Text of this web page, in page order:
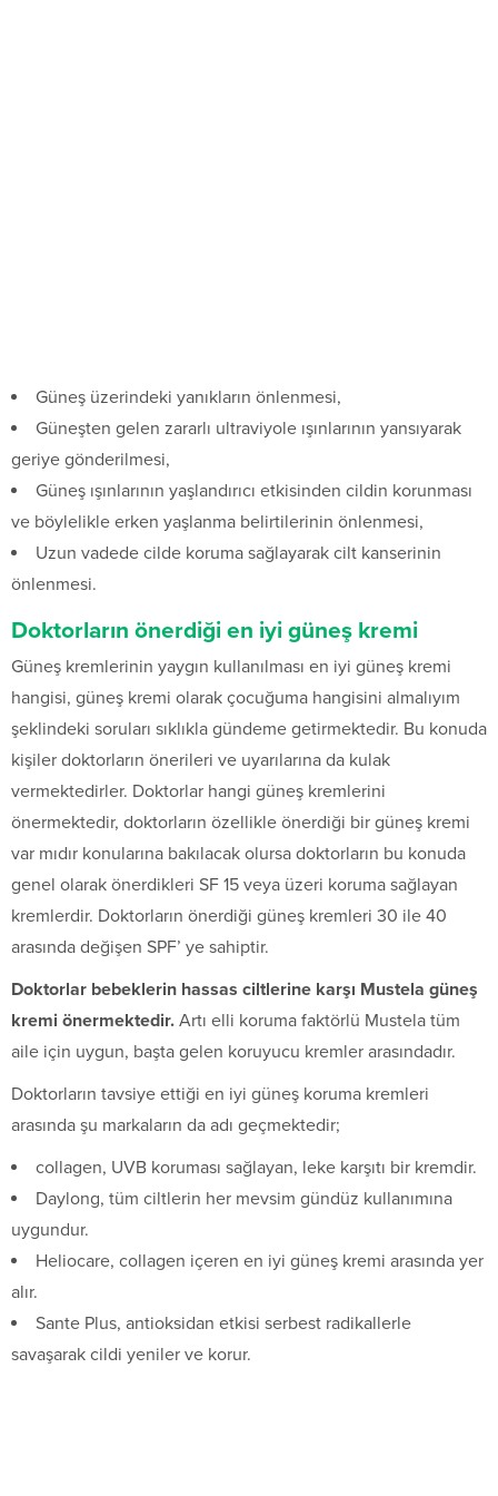
Güneş üzerindeki yanıkların önlenmesi,
Güneşten gelen zararlı ultraviyole ışınlarının yansıyarak
geriye gönderilmesi,
Güneş ışınlarının yaşlandırıcı etkisinden cildin korunması
ve böylelikle erken yaşlanma belirtilerinin önlenmesi,
Uzun vadede cilde koruma sağlayarak cilt kanserinin
önlenmesi.
Doktorların önerdiği en iyi güneş kremi
Güneş kremlerinin yaygın kullanılması en iyi güneş kremi
hangisi, güneş kremi olarak çocuğuma hangisini almalıyım
şeklindeki soruları sıklıkla gündeme getirmektedir. Bu konuda
kişiler doktorların önerileri ve uyarılarına da kulak
vermektedirler. Doktorlar hangi güneş kremlerini
önermektedir, doktorların özellikle önerdiği bir güneş kremi
var mıdır konularına bakılacak olursa doktorların bu konuda
genel olarak önerdikleri SF 15 veya üzeri koruma sağlayan
kremlerdir. Doktorların önerdiği güneş kremleri 30 ile 40
arasında değişen SPF’ ye sahiptir.
Doktorlar bebeklerin hassas ciltlerine karşı Mustela güneş
kremi önermektedir. Artı elli koruma faktörlü Mustela tüm
aile için uygun, başta gelen koruyucu kremler arasındadır.
Doktorların tavsiye ettiği en iyi güneş koruma kremleri
arasında şu markaların da adı geçmektedir;
collagen, UVB koruması sağlayan, leke karşıtı bir kremdir.
Daylong, tüm ciltlerin her mevsim gündüz kullanımına
uygundur.
Heliocare, collagen içeren en iyi güneş kremi arasında yer
alır.
Sante Plus, antioksidan etkisi serbest radikallerle
savaşarak cildi yeniler ve korur.